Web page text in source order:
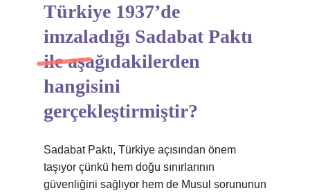
Türkiye 1937’de
imzaladığı Sadabat Paktı
ile aşağıdakilerden
hangisini
gerçekleştirmiştir?
Sadabat Paktı, Türkiye açısından önem
taşıyor çünkü hem doğu sınırlarının
güvenliğini sağlıyor hem de Musul sorununun